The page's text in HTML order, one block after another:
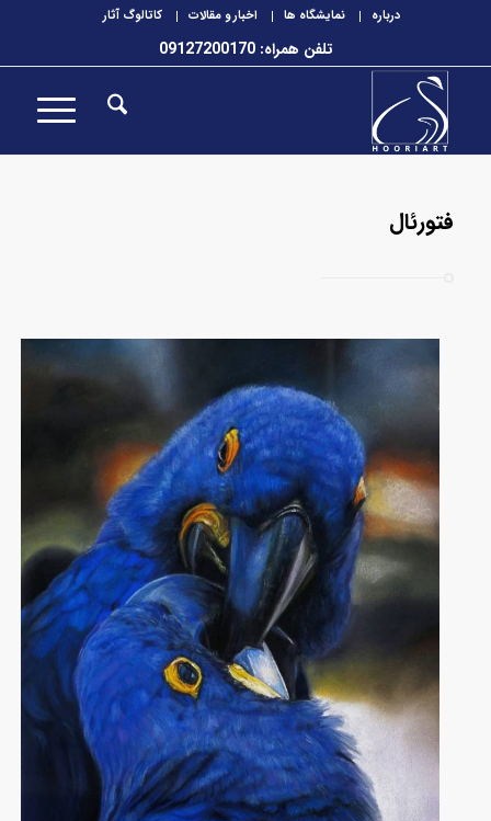
درباره نمایشگاه ها اخبار و مقالات کاتالوگ آثار
تلفن همراه: 09127200170
فتورئال